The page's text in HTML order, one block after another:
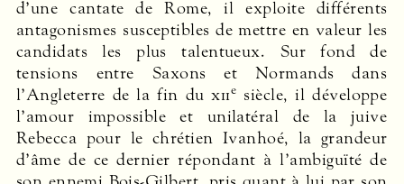
d’une cantate de Rome, il exploite différents
antagonismes susceptibles de mettre en valeur les
candidats les plus talentueux. Sur fond de
tensions entre Saxons et Normands dans
l’Angleterre de la fin duxiie siècle, il développe
l’amour impossible et unilatéral de la juive
Rebecca pour le chrétien Ivanhoé, la grandeur
d’âme de ce dernier répondant à l’ambiguïté de